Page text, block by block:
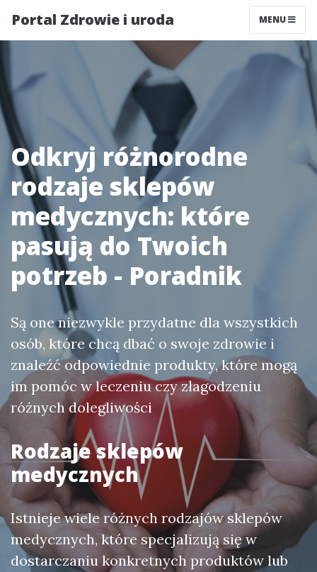
Portal Zdrowie i uroda MENU
Odkryj różnorodne
rodzaje sklepów
medycznych: które
pasują do Twoich
potrzeb - Poradnik
Są one niezwykle przydatne dla wszystkich
osób, które chcą dbać o swoje zdrowie i
znaleźć odpowiednie produkty, które mogą
im pomóc w leczeniu czy złagodzeniu
różnych dolegliwości
Rodzaje sklepów
medycznych
Istnieje wiele różnych rodzajów sklepów
medycznych, które specjalizują się w
dostarczaniu konkretnych produktów lub